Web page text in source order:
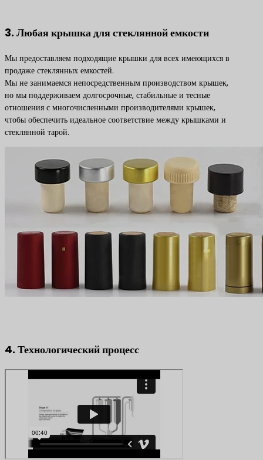
3. Любая крышка для стеклянной емкости
Мы предоставляем подходящие крышки для всех имеющихся в
продаже стеклянных емкостей.
Мы не занимаемся непосредственным производством крышек,
но мы поддерживаем долгосрочные, стабильные и тесные
отношения с многочисленными производителями крышек,
чтобы обеспечить идеальное соответствие между крышками и
стеклянной тарой.
4. Технологический процесс